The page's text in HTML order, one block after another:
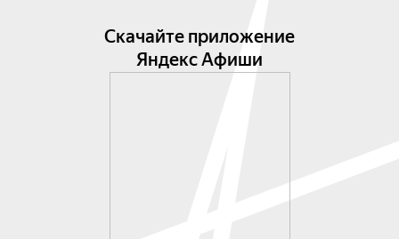
Скачайте приложение
Яндекс Афиши